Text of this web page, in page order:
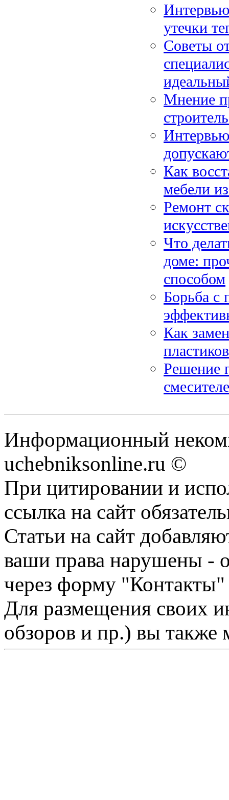
утечки
Советы
Мнение
Как
мебели
Ремонт
Что
доме:
способом
Борьба с
Как
Решение
Информационный
uchebniksonline.ru ©
При цитировании и
ссылка на сайт
Статьи на сайт
ваши права нарушены -
через форму "Контакты"
Для размещения своих
обзоров и пр.) вы также